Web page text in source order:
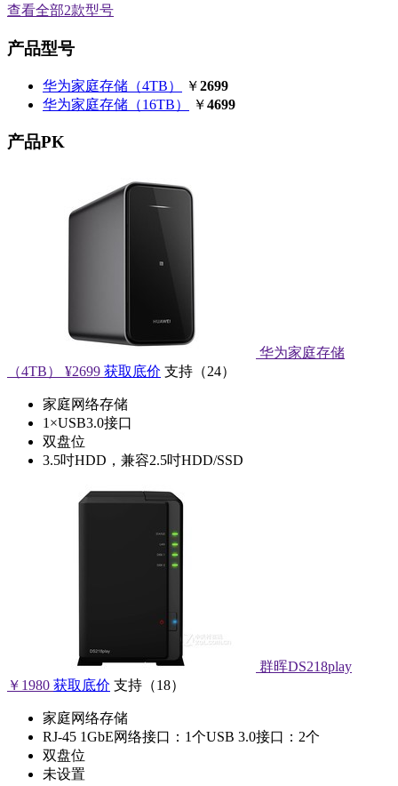
查看全部2款型号
产品型号
华为家庭存储（4TB） ￥2699
华为家庭存储（16TB）
￥4699
产品PK
华为家庭存储
（4TB）
¥2699 获取底价 支持 （24）
家庭网络存储
1×USB3.0接口
双盘位
3.5吋HDD，兼容2.5吋HDD/SSD
群晖DS218play
￥1980 获取底价 支持 （18）
家庭网络存储
RJ-45 1GbE网络接口：1个USB 3.0接口：2个
双盘位
未设置